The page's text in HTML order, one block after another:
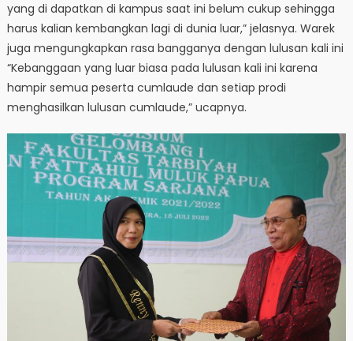
yang di dapatkan di kampus saat ini belum cukup sehingga
harus kalian kembangkan lagi di dunia luar,” jelasnya. Warek
juga mengungkapkan rasa bangganya dengan lulusan kali ini
“Kebanggaan yang luar biasa pada lulusan kali ini karena
hampir semua peserta cumlaude dan setiap prodi
menghasilkan lulusan cumlaude,” ucapnya.